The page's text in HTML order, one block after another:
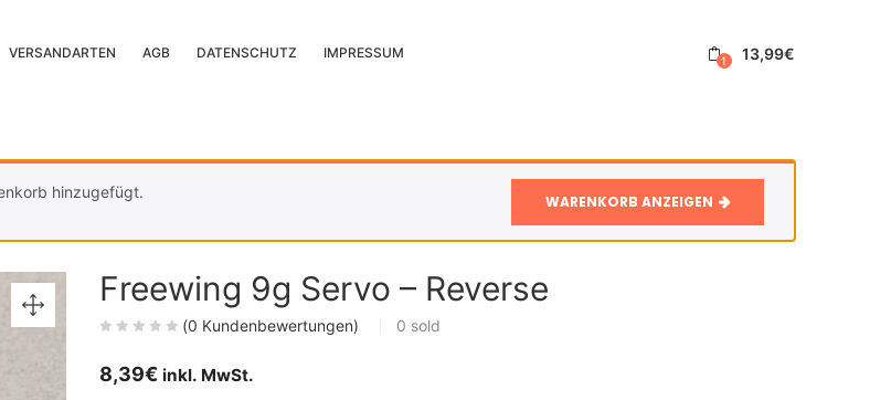
VERSANDARTEN AGB DATENSCHUTZ IMPRESSUM 1 13,99€
hinzugefügt.
WARENKORB ANZEIGEN
Freewing 9g Servo – Reverse
(0 Kundenbewertungen) 0 sold
8,39€ inkl. MwSt.